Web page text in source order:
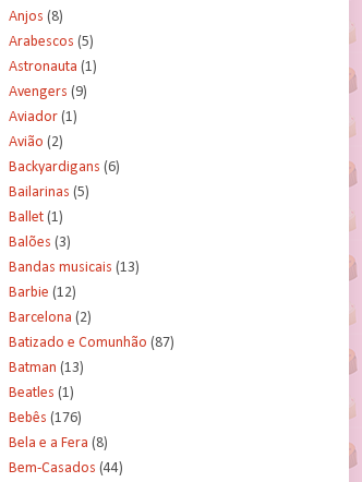
Anjos (8)
Arabescos (5)
Astronauta (1)
Avengers (9)
Aviador (1)
Avião (2)
Backyardigans (6)
Bailarinas (5)
Ballet (1)
Balões (3)
Bandas musicais (13)
Barbie (12)
Barcelona (2)
Batizado e Comunhão (87)
Batman (13)
Beatles (1)
Bebês (176)
Bela e a Fera (8)
Bem-Casados (44)